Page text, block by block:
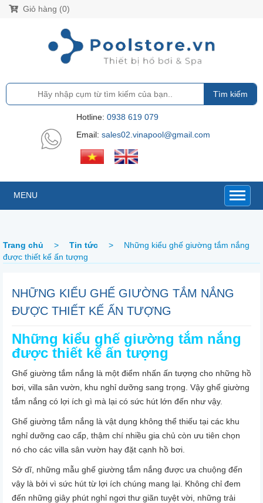
Giỏ hàng (0)
Tìm kiếm
Hotline: 0938 619 079
Email: sales02.vinapool@gmail.com
MENU
Trang chủ > Tin tức >
Những kiểu ghế giường tắm nắng
được thiết kế ấn tượng
NHỮNG KIỂU GHẾ GIƯỜNG TẮM NẮNG
ĐƯỢC THIẾT KẾ ẤN TƯỢNG
Những kiểu ghế giường tắm nắng
được thiết kế ấn tượng
Ghế giường tắm nắng là một điểm nhấn ấn tượng cho những hồ
bơi, villa sân vườn, khu nghỉ dưỡng sang trọng. Vậy ghế giường
tắm nắng có lợi ích gì mà lại có sức hút lớn đến như vậy.
Ghế giường tắm nắng là vật dụng không thể thiếu tại các khu
nghỉ dưỡng cao cấp, thậm chí nhiều gia chủ còn ưu tiên chọn
nó cho các villa sân vườn hay đặt cạnh hồ bơi.
Sở dĩ, những mẫu ghế giường tắm nắng được ưa chuộng đến
vậy là bởi vì sức hút từ lợi ích chúng mang lại. Không chỉ đem
đến những giây phút nghỉ ngơi thư giãn tuyệt vời, những trải